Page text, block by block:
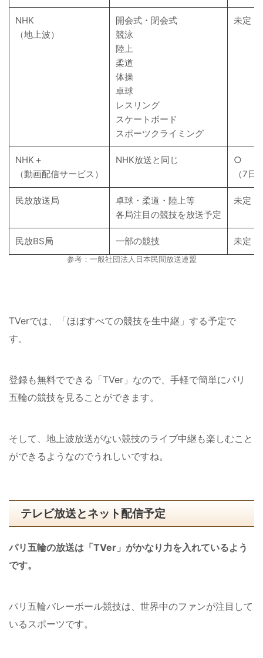
NHK
（地上波）
開会式・閉会式
競泳
陸上
柔道
体操
卓球
レスリング
スケートボード
スポーツクライミング
未定
NHK＋
（動画配信サービス）
NHK放送と同じ
○
（7日
民放放送局
卓球・柔道・陸上等
各局注目の競技を放送予定
未定
民放BS局 一部の競技 未定
参考：一般社団法人日本民間放送連盟
TVerでは、「ほぼすべての競技を生中継」する予定で
す。
登録も無料でできる「TVer」なので、手軽で簡単にパリ
五輪の競技を見ることができます。
そして、地上波放送がない競技のライブ中継も楽しむこと
ができるようなのでうれしいですね。
テレビ放送とネット配信予定
パリ五輪の放送は「TVer」がかなり力を入れているよう
です。
パリ五輪バレーボール競技は、世界中のファンが注目して
いるスポーツです。